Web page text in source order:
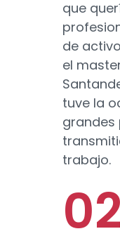
que
de
el
tuve la
grandes
trabajo.